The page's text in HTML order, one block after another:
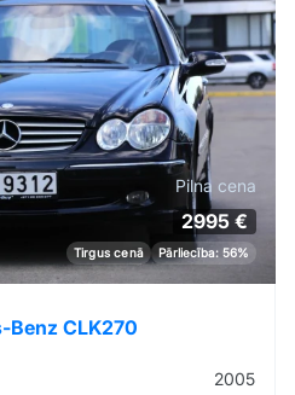
Pilna cena
2995 €
Tirgus cenā Pārliecība: 56%
Benz CLK270
2005